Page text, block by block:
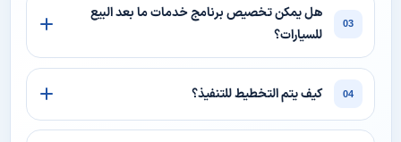
03
هل يمكن تخصيص برنامج خدمات ما بعد البيع
للسيارات؟
04 كيف يتم التخطيط للتنفيذ؟